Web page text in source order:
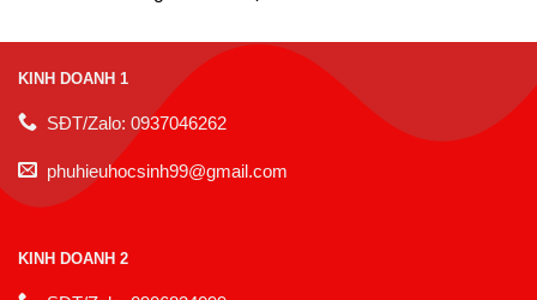
KINH DOANH 1
SĐT/Zalo: 0937046262
phuhieuhocsinh99@gmail.com
KINH DOANH 2